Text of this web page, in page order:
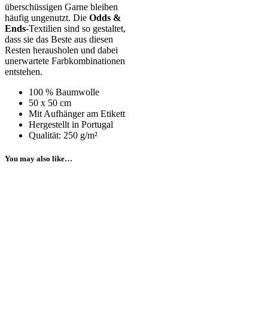
überschüssigen Garne bleiben
häufig ungenutzt. Die Odds &
Ends-Textilien sind so gestaltet,
dass sie das Beste aus diesen
Resten herausholen und dabei
unerwartete Farbkombinationen
entstehen.
100 % Baumwolle
50 x 50 cm
Mit Aufhänger am Etikett
Hergestellt in Portugal
Qualität: 250 g/m²
You may also like…